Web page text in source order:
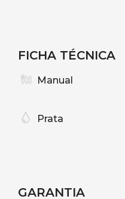
FICHA TÉCNICA
Manual
Prata
GARANTIA